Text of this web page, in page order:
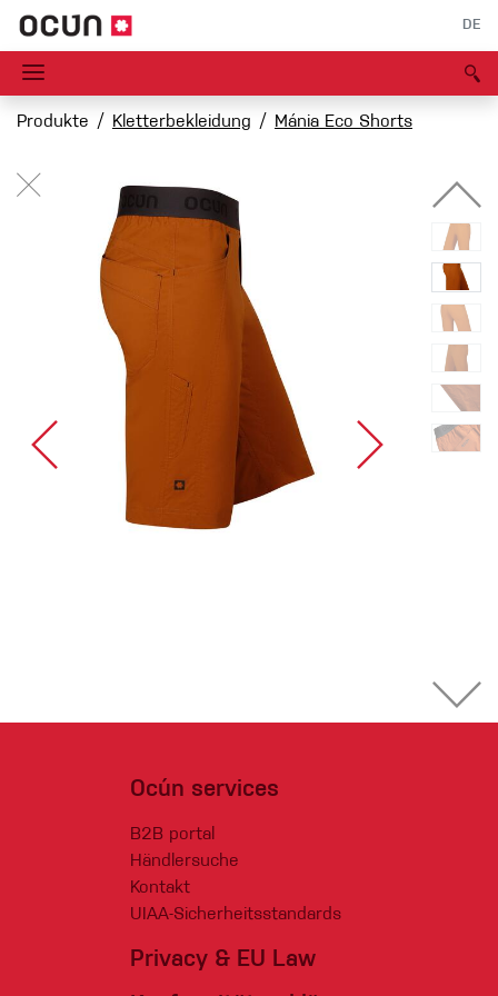
DE
Produkte Kletterbekleidung Mánia Eco Shorts
Ocún services
B2B portal
Händlersuche
Kontakt
UIAA-Sicherheitsstandards
Privacy & EU Law